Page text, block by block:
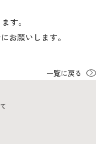
す。
お願いします。
一覧に戻る